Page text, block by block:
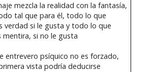
mezcla la realidad con la fantasía,
tal que para él, todo lo que
verdad si le gusta y todo lo que
mentira, si no le gusta
entrevero psíquico no es forzado,
vista podría deducirse